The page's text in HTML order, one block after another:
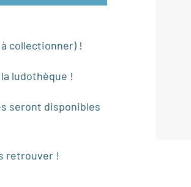
collectionner) !
ludothèque !
seront disponibles
retrouver !